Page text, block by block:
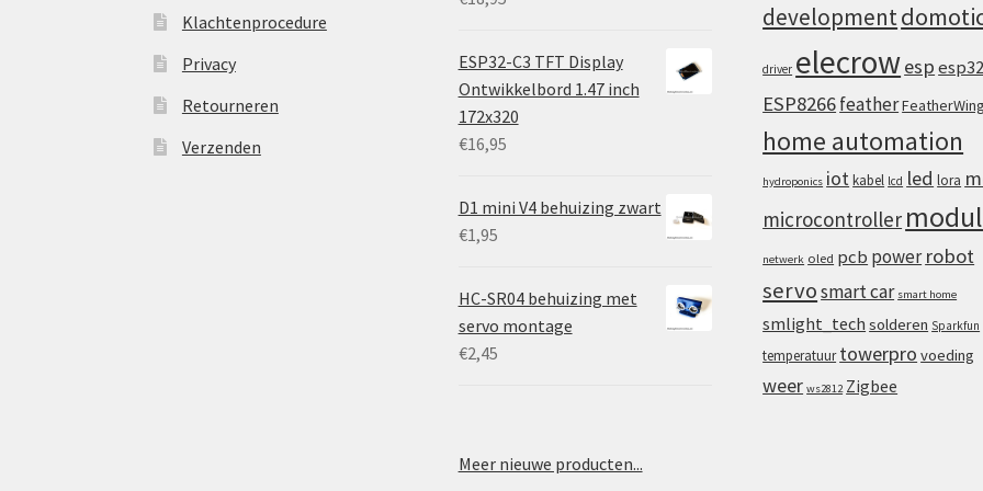
Klachtenprocedure
Privacy
Retourneren
Verzenden
ESP32-C3 TFT Display
Ontwikkelbord 1.47 inch
172x320
€16,95
D1 mini V4 behuizing zwart
€1,95
HC-SR04 behuizing met
servo montage
€2,45
Meer nieuwe producten...
development
driver elecrowespesp32
ESP8266featherFeatherWing
home automation
hydroponics iotkabel lcd led lora
microcontroller
netwerk oled pcb power robot
servosmart car smart home
smlight_tech solderen Sparkfun
temperatuur towerpro voeding
weer ws2812 Zigbee